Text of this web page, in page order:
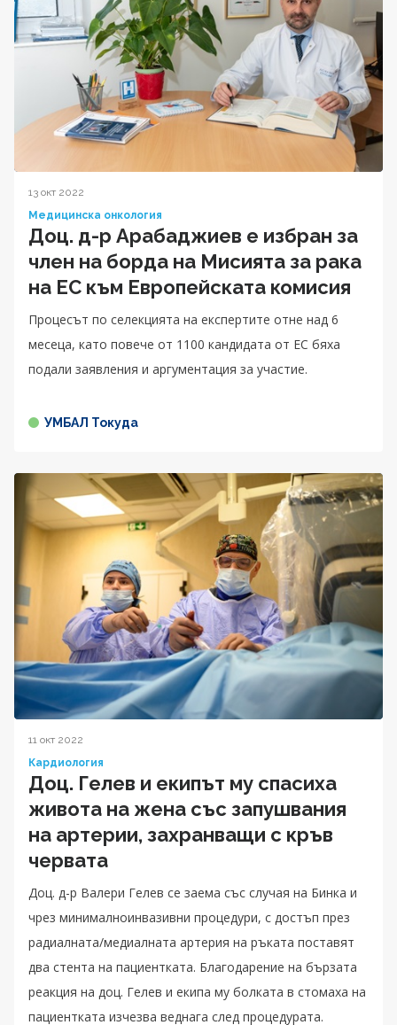
13 окт 2022
Медицинска онкология
Доц. д-р Арабаджиев е избран за
член на борда на Мисията за рака
на ЕС към Европейската комисия
Процесът по селекцията на експертите отне над 6
месеца, като повече от 1100 кандидата от ЕС бяха
подали заявления и аргументация за участие.
УМБАЛ Токуда
11 окт 2022
Кардиология
Доц. Гелев и екипът му спасиха
живота на жена със запушвания
на артерии, захранващи с кръв
червата
Доц. д-р Валери Гелев се заема със случая на Бинка и
чрез минималноинвазивни процедури, с достъп през
радиалната/медиалната артерия на ръката поставят
два стента на пациентката. Благодарение на бързата
реакция на доц. Гелев и екипа му болката в стомаха на
пациентката изчезва веднага след процедурата.